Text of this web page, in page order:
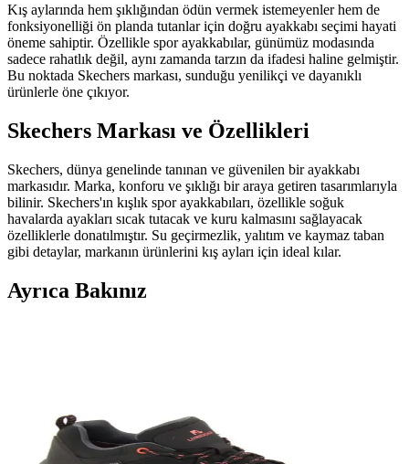
Kış aylarında hem şıklığından ödün vermek istemeyenler hem de
fonksiyonelliği ön planda tutanlar için doğru ayakkabı seçimi hayati
öneme sahiptir. Özellikle spor ayakkabılar, günümüz modasında
sadece rahatlık değil, aynı zamanda tarzın da ifadesi haline gelmiştir.
Bu noktada Skechers markası, sunduğu yenilikçi ve dayanıklı
ürünlerle öne çıkıyor.
Skechers Markası ve Özellikleri
Skechers, dünya genelinde tanınan ve güvenilen bir ayakkabı
markasıdır. Marka, konforu ve şıklığı bir araya getiren tasarımlarıyla
bilinir. Skechers'ın kışlık spor ayakkabıları, özellikle soğuk
havalarda ayakları sıcak tutacak ve kuru kalmasını sağlayacak
özelliklerle donatılmıştır. Su geçirmezlik, yalıtım ve kaymaz taban
gibi detaylar, markanın ürünlerini kış ayları için ideal kılar.
Ayrıca Bakınız
kaymaz taban özellikleriyle soğuk havalarda konfor ve şıklığı bir
arada sunar. Dayanıklı ve modern tasarımlarla kışın tarzınızı
koruyun.